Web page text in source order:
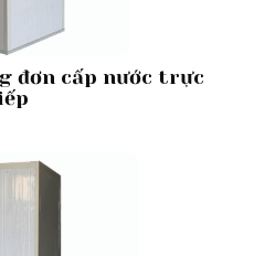
đơn cấp nước trực